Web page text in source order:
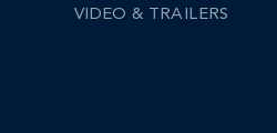
VIDEO & TRAILERS